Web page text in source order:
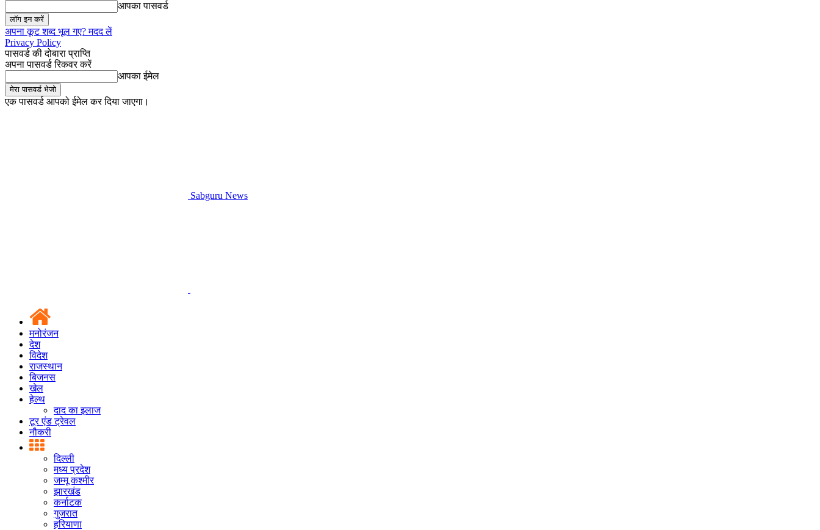
आपका पासवर्ड
अपना कूट शब्द भूल गए? मदद लें
Privacy Policy
पासवर्ड की दोबारा प्राप्ति
अपना पासवर्ड रिकवर करें
आपका ईमेल
एक पासवर्ड आपको ईमेल कर दिया जाएगा।
Sabguru News
मनोरंजन
देश
विदेश
राजस्थान
बिजनस
खेल
हेल्थ
दाद का इलाज
टूर एंड ट्रेवल
नौकरी
दिल्ली
मध्य प्रदेश
जम्मू कश्मीर
झारखंड
कर्नाटक
गुजरात
हरियाणा